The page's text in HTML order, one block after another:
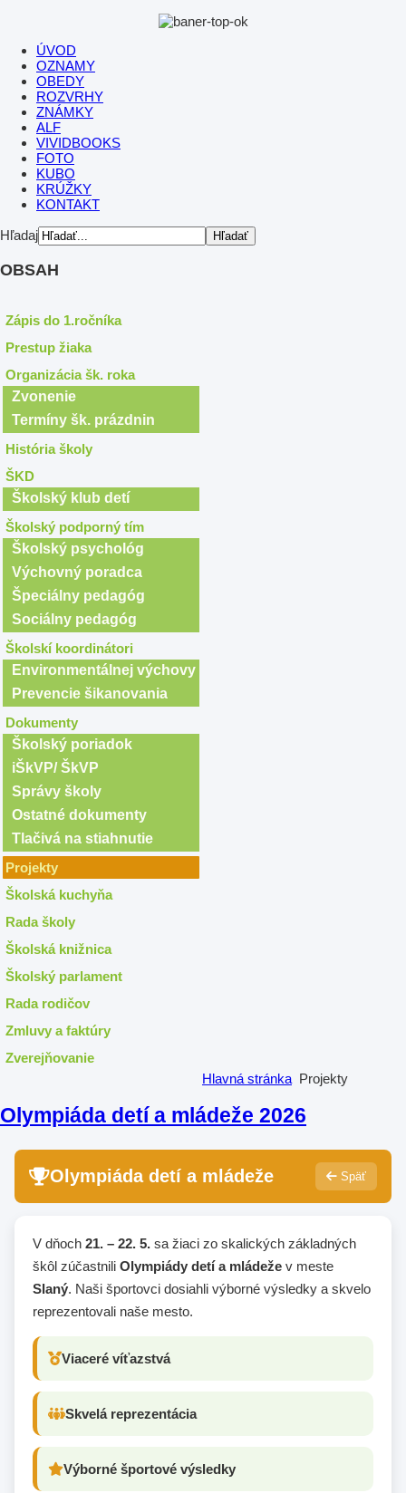
ÚVOD
OZNAMY
OBEDY
ROZVRHY
ZNÁMKY
ALF
VIVIDBOOKS
FOTO
KUBO
KRÚŽKY
KONTAKT
Hľadaj
OBSAH
Zápis do 1.ročníka
Prestup žiaka
Organizácia šk. roka
Zvonenie
Termíny šk. prázdnin
História školy
ŠKD
Školský klub detí
Školský podporný tím
Školský psychológ
Výchovný poradca
Špeciálny pedagóg
Sociálny pedagóg
Školskí koordinátori
Environmentálnej výchovy
Prevencie šikanovania
Dokumenty
Školský poriadok
iŠkVP/ ŠkVP
Správy školy
Ostatné dokumenty
Tlačivá na stiahnutie
Projekty
Školská kuchyňa
Rada školy
Školská knižnica
Školský parlament
Rada rodičov
Zmluvy a faktúry
Zverejňovanie
Hlavná stránka Projekty
Olympiáda detí a mládeže 2026
Olympiáda detí a mládeže Späť
V dňoch 21. – 22. 5. sa žiaci zo skalických základných
škôl zúčastnili Olympiády detí a mládeže v meste
Slaný. Naši športovci dosiahli výborné výsledky a skvelo
reprezentovali naše mesto.
Viaceré víťazstvá
Skvelá reprezentácia
Výborné športové výsledky